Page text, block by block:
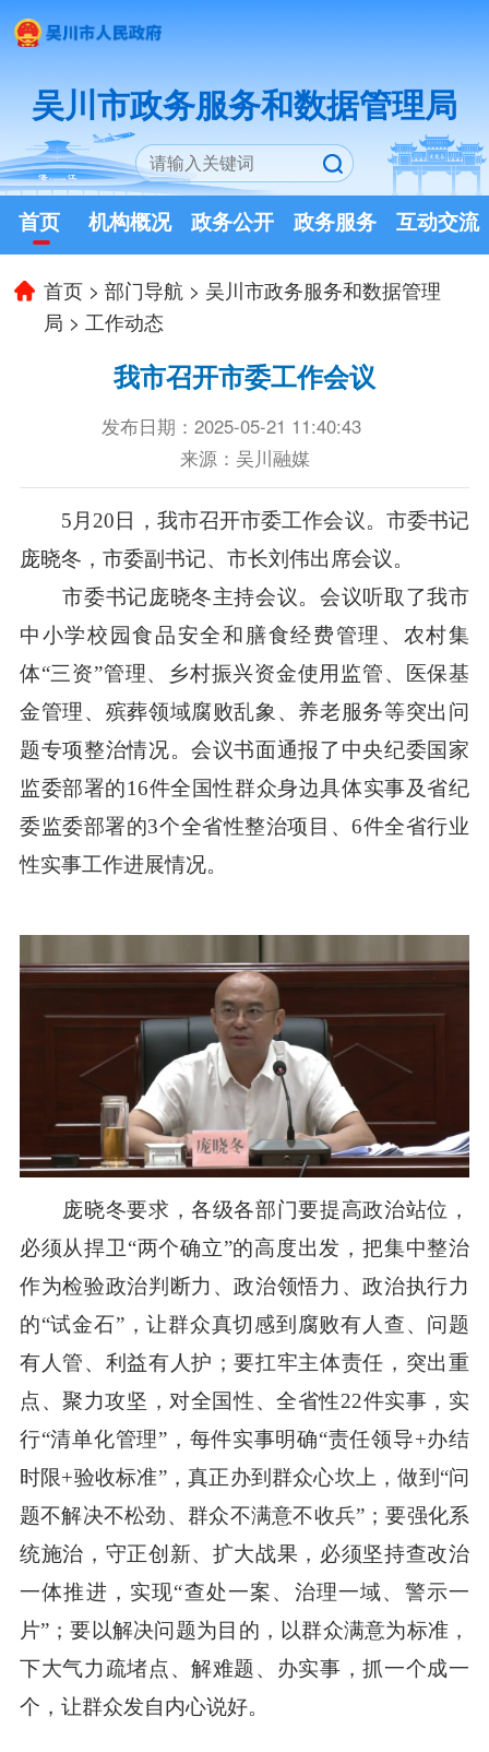
吴川市政务服务和数据管理局
首页 机构概况 政务公开 政务服务 互动交流
首页 >部门导航 > 吴川市政务服务和数据管理
局 > 工作动态
我市召开市委工作会议
发布日期：2025-05-21 11:40:43
来源：吴川融媒
5月20日，我市召开市委工作会议。市委书记
庞晓冬，市委副书记、市长刘伟出席会议。
市委书记庞晓冬主持会议。会议听取了我市
中小学校园食品安全和膳食经费管理、农村集
体“三资”管理、乡村振兴资金使用监管、医保基
金管理、殡葬领域腐败乱象、养老服务等突出问
题专项整治情况。会议书面通报了中央纪委国家
监委部署的16件全国性群众身边具体实事及省纪
委监委部署的3个全省性整治项目、6件全省行业
性实事工作进展情况。
庞晓冬要求，各级各部门要提高政治站位，
必须从捍卫“两个确立”的高度出发，把集中整治
作为检验政治判断力、政治领悟力、政治执行力
的“试金石”，让群众真切感到腐败有人查、问题
有人管、利益有人护；要扛牢主体责任，突出重
点、聚力攻坚，对全国性、全省性22件实事，实
行“清单化管理”，每件实事明确“责任领导+办结
时限+验收标准”，真正办到群众心坎上，做到“问
题不解决不松劲、群众不满意不收兵”；要强化系
统施治，守正创新、扩大战果，必须坚持查改治
一体推进，实现“查处一案、治理一域、警示一
片”；要以解决问题为目的，以群众满意为标准，
下大气力疏堵点、解难题、办实事，抓一个成一
个，让群众发自内心说好。